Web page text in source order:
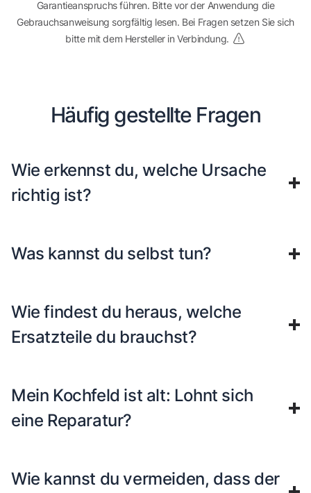
Garantieanspruchs führen. Bitte vor der Anwendung die
Gebrauchsanweisung sorgfältig lesen. Bei Fragen setzen Sie sich
bitte mit dem Hersteller in Verbindung.
Häufig gestellte Fragen
Wie erkennst du, welche Ursache
richtig ist?
Was kannst du selbst tun?
Wie findest du heraus, welche
Ersatzteile du brauchst?
Mein Kochfeld ist alt: Lohnt sich
eine Reparatur?
Wie kannst du vermeiden, dass der